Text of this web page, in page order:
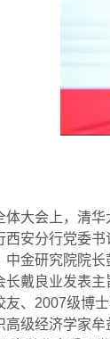
体大会上，清华
西安分行党委
中金研究院院长
长戴良业发表主
、 2007级博
高级经济学家牟